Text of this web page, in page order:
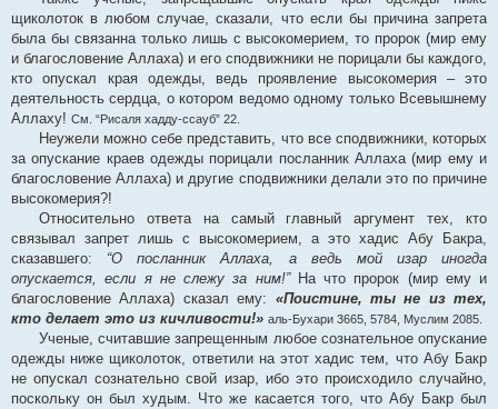
щиколоток в любом случае, сказали, что если бы причина запрета
была бы связанна только лишь с высокомерием, то пророк (мир ему
и благословение Аллаха) и его сподвижники не порицали бы каждого,
кто опускал края одежды, ведь проявление высокомерия – это
деятельность сердца, о котором ведомо одному только Всевышнему
Аллаху! См. “Рисаля хадду-ссауб” 22.
Неужели можно себе представить, что все сподвижники, которых
за опускание краев одежды порицали посланник Аллаха (мир ему и
благословение Аллаха) и другие сподвижники делали это по причине
высокомерия?!
Относительно ответа на самый главный аргумент тех, кто
связывал запрет лишь с высокомерием, а это хадис Абу Бакра,
сказавшего: “О посланник Аллаха, а ведь мой изар иногда
опускается, если я не слежу за ним!”На что пророк (мир ему и
благословение Аллаха) сказал ему: «Поистине, ты не из тех,
кто делает это из кичливости!» аль-Бухари 3665, 5784, Муслим 2085.
Ученые, считавшие запрещенным любое сознательное опускание
одежды ниже щиколоток, ответили на этот хадис тем, что Абу Бакр
не опускал сознательно свой изар, ибо это происходило случайно,
поскольку он был худым. Что же касается того, что Абу Бакр был